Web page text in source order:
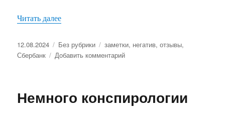
Читать далее
Опубликовано
12.08.2024 Рубрики
Без рубрики Метки
заметки, негатив,отзывы,
Сбербанк
Добавить комментарий
Немного конспирологии